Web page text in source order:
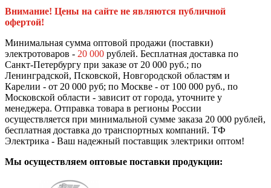
Внимание! Цены на сайте не являются публичной
офертой!
Минимальная сумма оптовой продажи (поставки)
электротоваров - 20 000 рублей. Бесплатная доставка по
Санкт-Петербургу при заказе от 20 000 руб.; по
Ленинградской, Псковской, Новгородской областям и
Карелии - от 20 000 руб; по Москве - от 100 000 руб., по
Московской области - зависит от города, уточните у
менеджера. Отправка товара в регионы России
осуществляется при минимальной сумме заказа 20 000 рублей,
бесплатная доставка до транспортных компаний. ТФ
Электрика - Ваш надежный поставщик электрики оптом!
Мы осуществляем оптовые поставки продукции: